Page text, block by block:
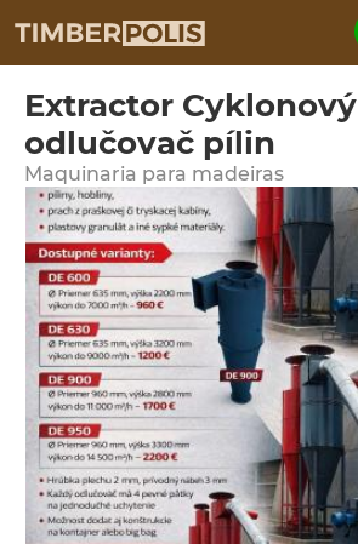
Extractor Cyklonový
odlučovač pílin
Maquinaria para madeiras